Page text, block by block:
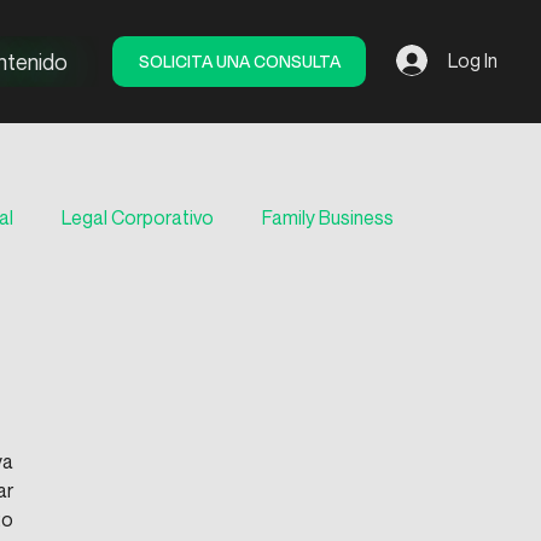
SOLICITA UNA CONSULTA Log In
Legal Corporativo Family Business